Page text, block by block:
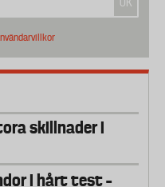
skillnader i
i hårt test –